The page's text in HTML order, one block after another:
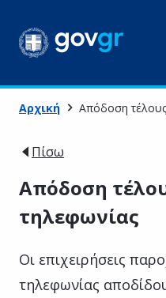
Αρχική Απόδοση τέλους
Πίσω
Απόδοση
τηλεφωνίας
Οι επιχειρήσεις
τηλεφωνίας